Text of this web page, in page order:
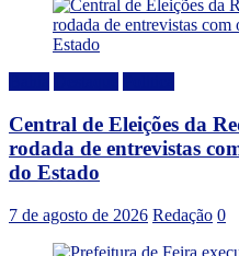
Central de Eleições da
rodada de entrevistas
do Estado
7 de agosto de 2026 Redação 0